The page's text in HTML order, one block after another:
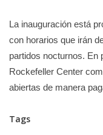
La inauguración está
con horarios que irán
partidos nocturnos. En
Rockefeller Center
abiertas de manera
Tags